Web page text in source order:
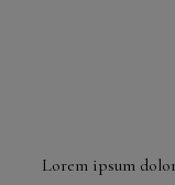
Lorem ipsum